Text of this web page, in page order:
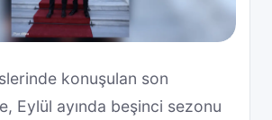
konuşulan son
Eylül ayında beşinci sezonu